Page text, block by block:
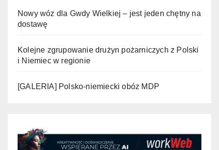
Nowy wóz dla Gwdy Wielkiej – jest jeden chętny na
dostawę
Kolejne zgrupowanie drużyn pożarniczych z Polski
i Niemiec w regionie
[GALERIA] Polsko-niemiecki obóz MDP